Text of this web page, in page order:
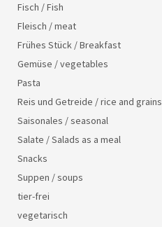
Fisch / Fish
Fleisch / meat
Frühes Stück / Breakfast
Gemüse / vegetables
Pasta
Reis und Getreide / rice and grains
Saisonales / seasonal
Salate / Salads as a meal
Snacks
Suppen / soups
tier-frei
vegetarisch